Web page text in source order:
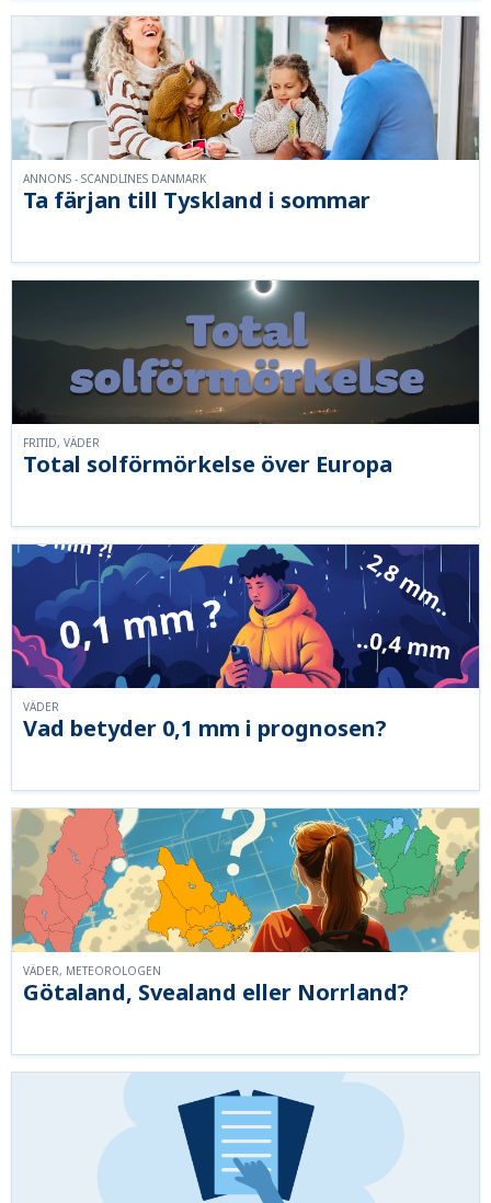
Ta färjan till Tyskland i sommar
ANNONS - SCANDLINES DANMARK
Total solförmörkelse över Europa
FRITID, VÄDER
Vad betyder 0,1 mm i prognosen?
VÄDER
Götaland, Svealand eller Norrland?
VÄDER, METEOROLOGEN